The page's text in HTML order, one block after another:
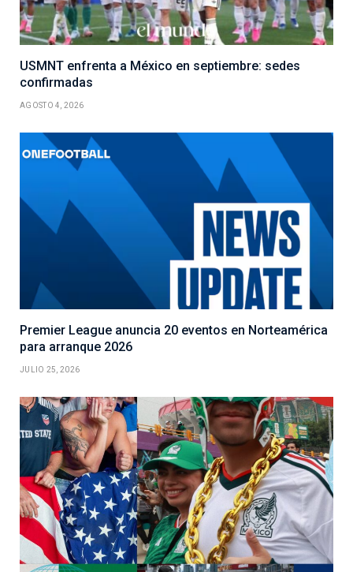
USMNT enfrenta a México en septiembre: sedes
confirmadas
AGOSTO 4, 2026
Premier League anuncia 20 eventos en Norteamérica
para arranque 2026
JULIO 25, 2026